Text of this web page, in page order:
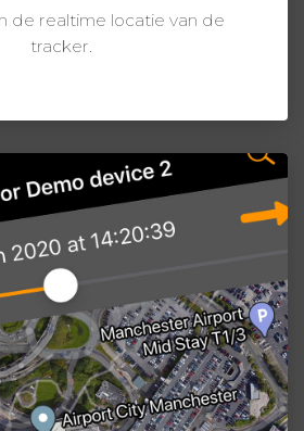
de realtime locatie van de
tracker.